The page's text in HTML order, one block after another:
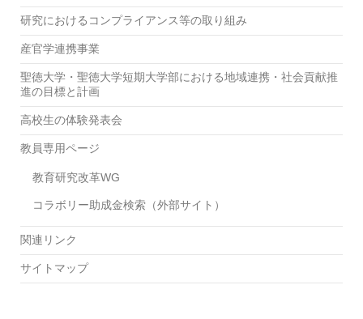
研究におけるコンプライアンス等の取り組み
産官学連携事業
聖徳大学・聖徳大学短期大学部における地域連携・社会貢献推
進の目標と計画
高校生の体験発表会
教員専用ページ
教育研究改革WG
コラボリー助成金検索（外部サイト）
関連リンク
サイトマップ